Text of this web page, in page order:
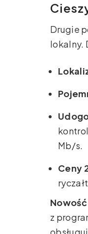
Drugie
lokalny.
Mb/s.
Ceny
z